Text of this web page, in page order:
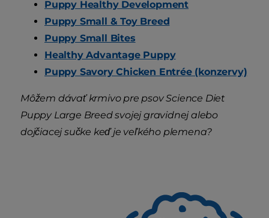
Puppy Healthy Development
Puppy Small & Toy Breed
Puppy Small Bites
Healthy Advantage Puppy
Puppy Savory Chicken Entrée (konzervy)
Môžem dávať krmivo pre psov Science Diet
Puppy Large Breed svojej gravidnej alebo
dojčiacej sučke keď je veľkého plemena?